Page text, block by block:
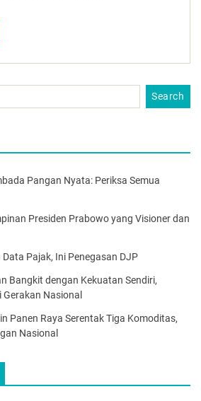
Pangan Nyata: Periksa Semua
Presiden Prabowo yang Visioner dan
Pajak, Ini Penegasan DJP
Bangkit dengan Kekuatan Sendiri,
Nasional
Panen Raya Serentak Tiga Komoditas,
Nasional